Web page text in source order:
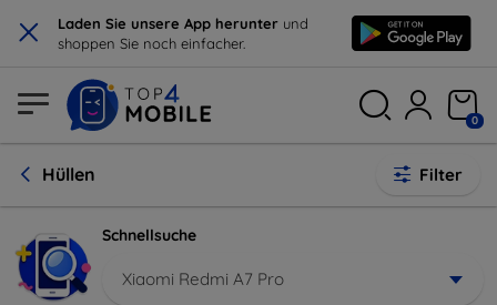
× Laden Sie unsere App herunter und
shoppen Sie noch einfacher.
0
Hüllen Filter
Schnellsuche
Xiaomi Redmi A7 Pro